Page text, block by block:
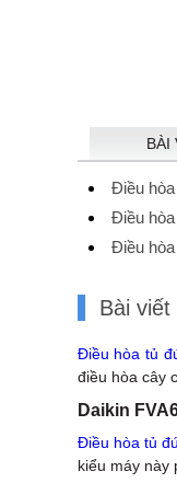
BÀI
Điều
Điều
Điều hòa
Bài
Điều hòa tủ
điều hòa cây
Daikin
Điều hòa tủ
kiểu máy này